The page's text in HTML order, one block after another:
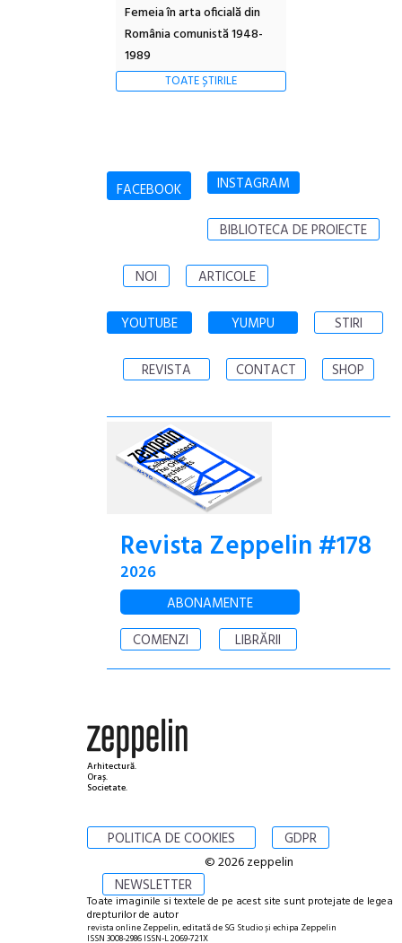
Femeia în arta oficială din
România comunistă 1948-
1989
TOATE ȘTIRILE
FACEBOOK INSTAGRAM
BIBLIOTECA DE PROIECTE
NOI ARTICOLE
YOUTUBE YUMPU STIRI
REVISTA CONTACT SHOP
Revista Zeppelin #178
2026
ABONAMENTE
COMENZI
LIBRĂRII
Arhitectură.
Oraș.
Societate.
POLITICA DE COOKIES GDPR
NEWSLETTER
© 2026 zeppelin
Toate imaginile si textele de pe acest site sunt protejate de legea
drepturilor de autor
revista online Zeppelin, editată de SG Studio și echipa Zeppelin
ISSN 3008-2986 ISSN-L 2069-721X